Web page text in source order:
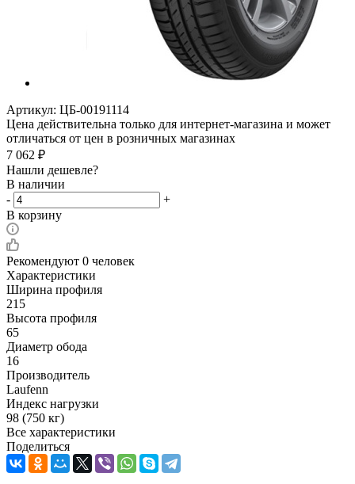
Артикул: ЦБ-00191114
Цена действительна только для интернет-магазина и может
отличаться от цен в розничных магазинах
7 062 ₽
Нашли дешевле?
В наличии
-
+
В корзину
Рекомендуют 0 человек
Характеристики
Ширина профиля
215
Высота профиля
65
Диаметр обода
16
Производитель
Laufenn
Индекс нагрузки
98 (750 кг)
Все характеристики
Поделиться